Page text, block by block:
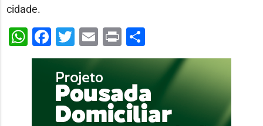
cidade.
WhatsApp
Facebook
Twitter
Email
PrintShare